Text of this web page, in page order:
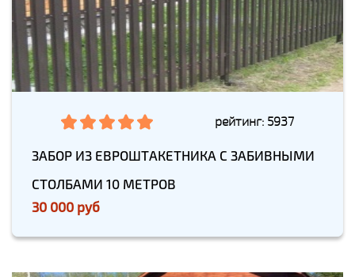
рейтинг: 5937
ЗАБОР ИЗ ЕВРОШТАКЕТНИКА С ЗАБИВНЫМИ
СТОЛБАМИ 10 МЕТРОВ
30 000 руб